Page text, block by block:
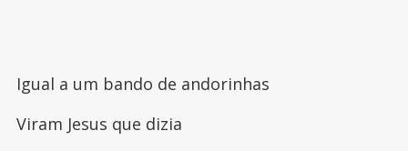
Igual a um bando de andorinhas
Viram Jesus que dizia